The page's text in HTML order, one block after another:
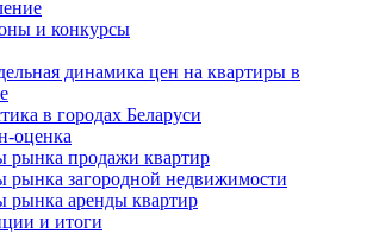
и конкурсы
динамика цен на квартиры в
в городах Беларуси
оценка
рынка продажи квартир
рынка загородной недвижимости
рынка аренды квартир
и итоги